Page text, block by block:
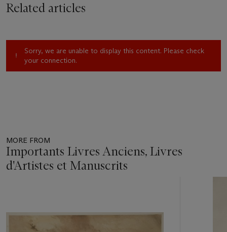
Related articles
Sorry, we are unable to display this content. Please check
your connection.
MORE FROM
Importants Livres Anciens, Livres
d'Artistes et Manuscrits
11